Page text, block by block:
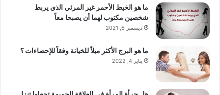
ما هو الخيط الأحمر غير المرئي الذي يربط
شخصين مكتوب لهما أن يصبحا معاً
ديسمبر 6, 2021
ما هو البرج الأكثر ميلاً للخيانة وفقاً للإحصاءات ؟
يناير 4, 2022